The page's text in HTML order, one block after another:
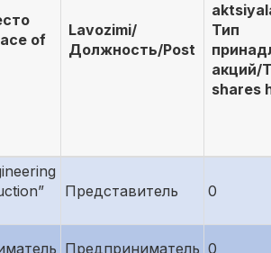
of
Lavozimi/
Должность/Post
Тип
акций/
shares
Представитель 0
Предприниматель 0